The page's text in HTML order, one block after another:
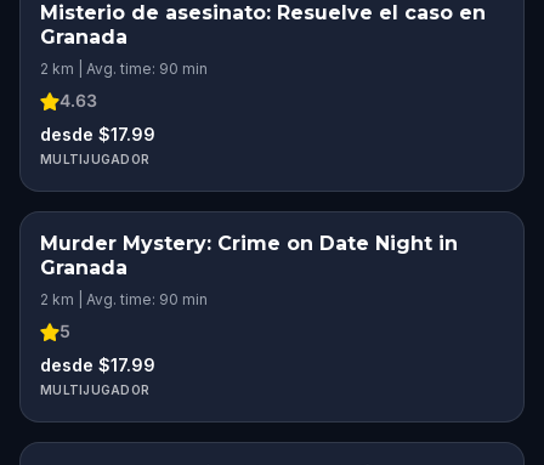
Misterio de asesinato: Resuelve el caso en
Granada
2 km | Avg. time: 90 min
4.63
desde $17.99
MULTIJUGADOR
Murder Mystery: Crime on Date Night in
Granada
2 km | Avg. time: 90 min
5
desde $17.99
MULTIJUGADOR